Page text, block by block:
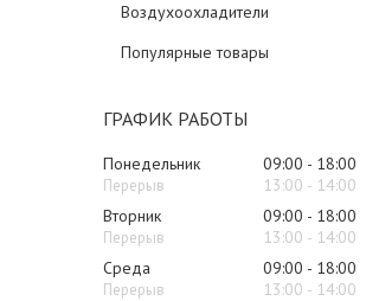
Воздухоохладители
Популярные товары
ГРАФИК РАБОТЫ
Понедельник 09:00
18:00
13:00
14:00
Вторник
09:00
18:00
13:00
14:00
Среда
09:00
18:00
13:00
14:00